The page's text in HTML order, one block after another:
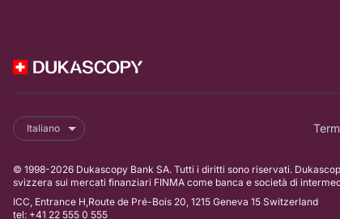
Italiano
© 1998-2026 Dukascopy Bank SA. Tutti i diritti sono riservati.
svizzera sui mercati finanziari FINMA come banca e società di
ICC, Entrance H,Route de Pré-Bois 20, 1215 Geneva 15 Switzerland
tel: +41 22 555 0 555